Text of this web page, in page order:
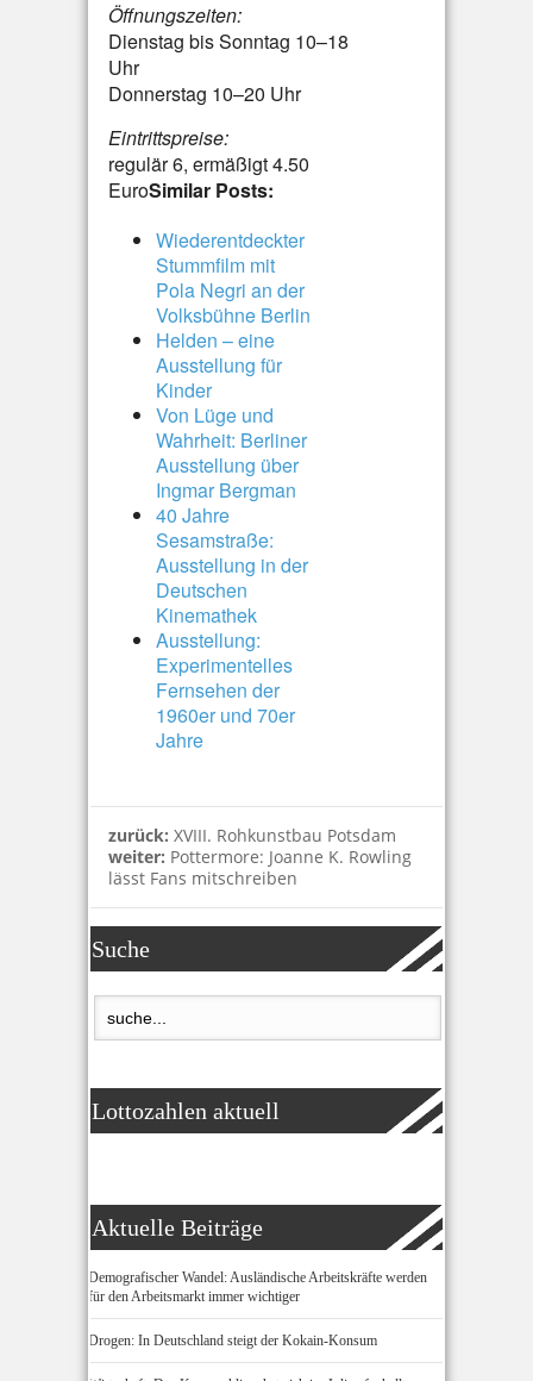
Öffnungszeiten:
Dienstag bis Sonntag 10–18
Uhr
Donnerstag 10–20 Uhr
Eintrittspreise:
regulär 6, ermäßigt 4.50
EuroSimilar Posts:
Wiederentdeckter
Stummfilm mit
Pola Negri an der
Volksbühne Berlin
Helden – eine
Ausstellung für
Kinder
Von Lüge und
Wahrheit: Berliner
Ausstellung über
Ingmar Bergman
40 Jahre
Sesamstraße:
Ausstellung in der
Deutschen
Kinemathek
Ausstellung:
Experimentelles
Fernsehen der
1960er und 70er
Jahre
zurück: XVIII. Rohkunstbau Potsdam
weiter: Pottermore: Joanne K. Rowling
lässt Fans mitschreiben
Suche
Lottozahlen aktuell
Aktuelle Beiträge
Demografischer Wandel: Ausländische Arbeitskräfte werden
für den Arbeitsmarkt immer wichtiger
Drogen: In Deutschland steigt der Kokain-Konsum